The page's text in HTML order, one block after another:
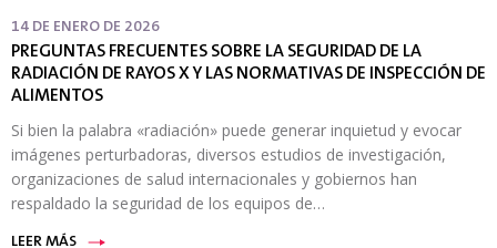
14 DE ENERO DE 2026
PREGUNTAS FRECUENTES SOBRE LA SEGURIDAD DE LA
RADIACIÓN DE RAYOS X Y LAS NORMATIVAS DE INSPECCIÓN DE
ALIMENTOS
Si bien la palabra «radiación» puede generar inquietud y evocar
imágenes perturbadoras, diversos estudios de investigación,
organizaciones de salud internacionales y gobiernos han
respaldado la seguridad de los equipos de…
LEER MÁS